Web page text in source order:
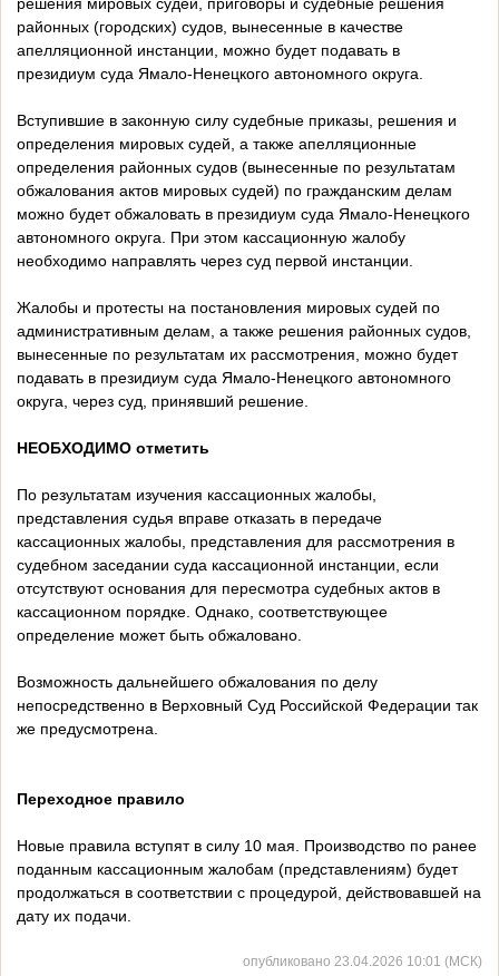
районных (городских) судов, вынесенные в качестве
апелляционной инстанции, можно будет подавать в
президиум суда Ямало-Ненецкого автономного округа.
Вступившие в законную силу судебные приказы, решения и
определения мировых судей, а также апелляционные
определения районных судов (вынесенные по результатам
обжалования актов мировых судей) по гражданским делам
можно будет обжаловать в президиум суда Ямало-Ненецкого
автономного округа. При этом кассационную жалобу
необходимо направлять через суд первой инстанции.
Жалобы и протесты на постановления мировых судей по
административным делам, а также решения районных судов,
вынесенные по результатам их рассмотрения, можно будет
подавать в президиум суда Ямало-Ненецкого автономного
округа, через суд, принявший решение.
НЕОБХОДИМО отметить
По результатам изучения кассационных жалобы,
представления судья вправе отказать в передаче
кассационных жалобы, представления для рассмотрения в
судебном заседании суда кассационной инстанции, если
отсутствуют основания для пересмотра судебных актов в
кассационном порядке. Однако, соответствующее
определение может быть обжаловано.
Возможность дальнейшего обжалования по делу
непосредственно в Верховный Суд Российской Федерации так
же предусмотрена.
Переходное правило
Новые правила вступят в силу 10 мая. Производство по ранее
поданным кассационным жалобам (представлениям) будет
продолжаться в соответствии с процедурой, действовавшей на
дату их подачи.
опубликовано 23.04.2026 10:01 (МСК)